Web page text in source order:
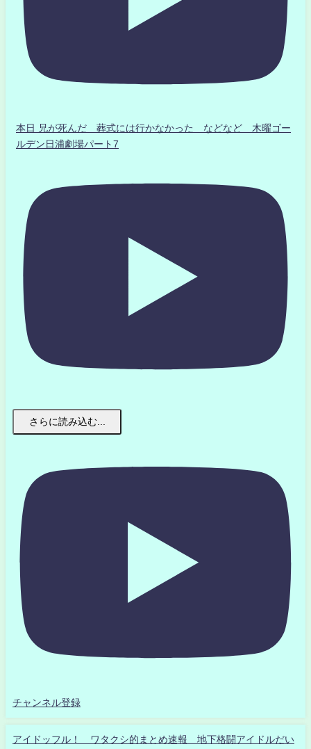
本日 兄が死んだ 葬式には行かなかった などなど 木曜ゴー
ルデン日浦劇場パート7
さらに読み込む...
チャンネル登録
アイドッフル！ ワタクシ的まとめ速報 地下格闘アイドルだい